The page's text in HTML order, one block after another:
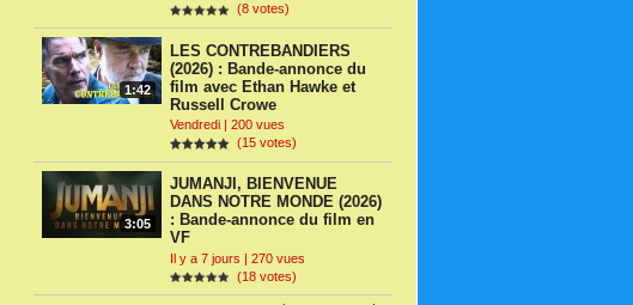
(8 votes)
1:42
LES CONTREBANDIERS
(2026) : Bande-annonce du
film avec Ethan Hawke et
Russell Crowe
Vendredi | 200 vues
(15 votes)
3:05
JUMANJI, BIENVENUE
DANS NOTRE MONDE (2026)
: Bande-annonce du film en
VF
Il y a 7 jours | 270 vues
(18 votes)